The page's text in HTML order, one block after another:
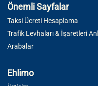
Önemli Sayfalar
Taksi Ücreti Hesaplama
Trafik Levhaları & İşaretleri
Arabalar
Ehlimo